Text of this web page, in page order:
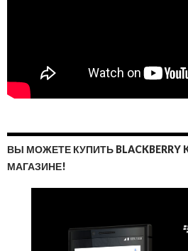
ВЫ МОЖЕТЕ КУПИТЬ BLACKBERRY
МАГАЗИНЕ!